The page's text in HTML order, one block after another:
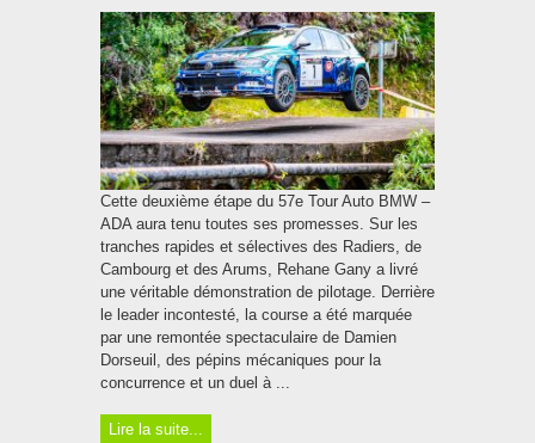
Cette deuxième étape du 57e Tour Auto BMW –
ADA aura tenu toutes ses promesses. Sur les
tranches rapides et sélectives des Radiers, de
Cambourg et des Arums, Rehane Gany a livré
une véritable démonstration de pilotage. Derrière
le leader incontesté, la course a été marquée
par une remontée spectaculaire de Damien
Dorseuil, des pépins mécaniques pour la
concurrence et un duel à ...
Lire la suite...